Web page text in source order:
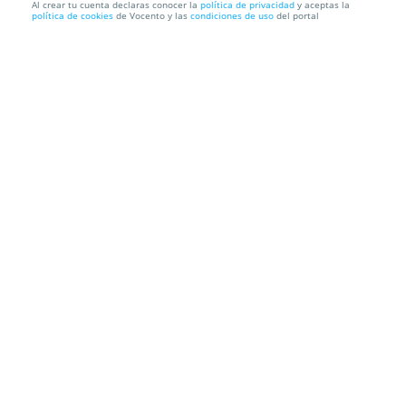
Festival de Cine Francés y Hammam Al Ándalus
Al crear tu cuenta declaras conocer la política de privacidad y aceptas la
política de cookies de Vocento y las condiciones de uso del portal